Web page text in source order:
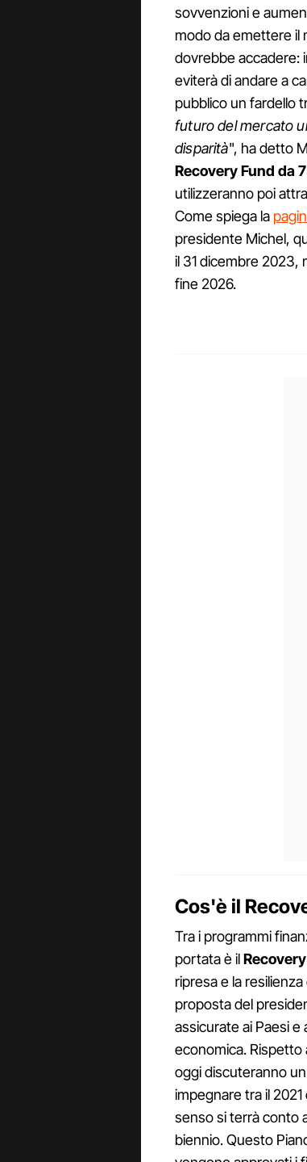
sovvenzioni e
modo da emettere il
dovrebbe accadere:
eviterà di andare a
pubblico un fardello
futuro del mercato
disparità", ha detto
Recovery Fund da
utilizzeranno poi
Come spiega la
presidente Michel,
il 31 dicembre 2023,
fine 2026.
Cos'è il
Tra i programmi
portata è il
ripresa e la
proposta del
assicurate ai Paesi e
economica. Rispetto
oggi discuteranno
impegnare tra il
senso si terrà conto
biennio. Questo